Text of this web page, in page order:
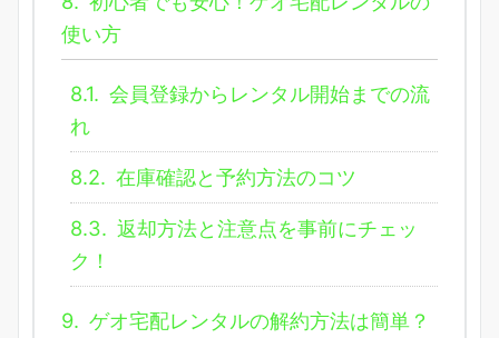
使い方
8.1. 会員登録からレンタル開始までの流
れ
8.2. 在庫確認と予約方法のコツ
8.3. 返却方法と注意点を事前にチェッ
ク！
9. ゲオ宅配レンタルの解約方法は簡単？